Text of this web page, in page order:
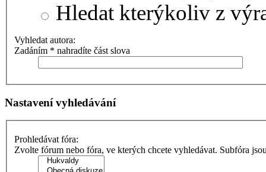
Hledat kterýkoliv z
Vyhledat autora:
Zadáním * nahradíte část slova
Nastavení vyhledávání
Prohledávat fóra:
Zvolte fórum nebo fóra, ve kterých chcete vyhledávat. Subfóra